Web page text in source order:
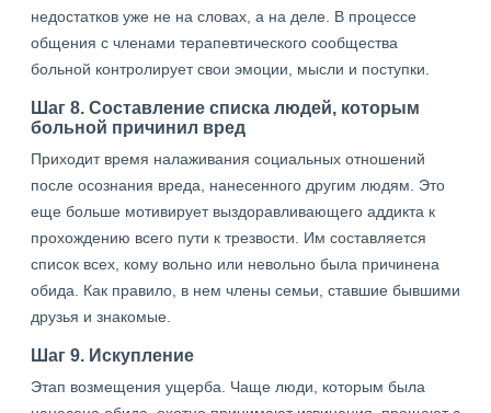
недостатков уже не на словах, а на деле. В процессе
общения с членами терапевтического сообщества
больной контролирует свои эмоции, мысли и поступки.
Шаг 8. Составление списка людей, которым
больной причинил вред
Приходит время налаживания социальных отношений
после осознания вреда, нанесенного другим людям. Это
еще больше мотивирует выздоравливающего аддикта к
прохождению всего пути к трезвости. Им составляется
список всех, кому вольно или невольно была причинена
обида. Как правило, в нем члены семьи, ставшие бывшими
друзья и знакомые.
Шаг 9. Искупление
Этап возмещения ущерба. Чаще люди, которым была